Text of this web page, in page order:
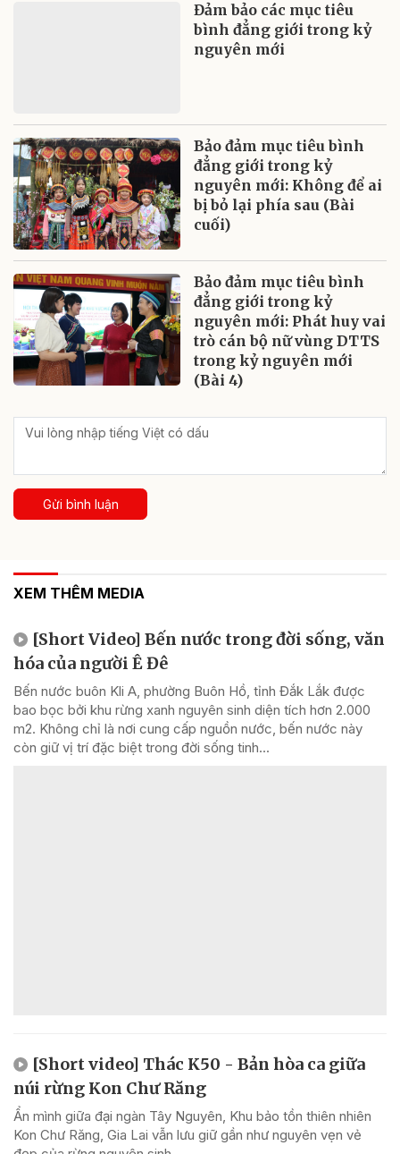
Đảm bảo các mục tiêu
bình đẳng giới trong kỷ
nguyên mới
Bảo đảm mục tiêu bình
đẳng giới trong kỷ
nguyên mới: Không để ai
bị bỏ lại phía sau (Bài
cuối)
Bảo đảm mục tiêu bình
đẳng giới trong kỷ
nguyên mới: Phát huy vai
trò cán bộ nữ vùng DTTS
trong kỷ nguyên mới
(Bài 4)
Gửi bình luận
XEM THÊM MEDIA
[Short Video] Bến nước trong đời sống, văn
hóa của người Ê Đê
Bến nước buôn Kli A, phường Buôn Hồ, tỉnh Đắk Lắk được
bao bọc bởi khu rừng xanh nguyên sinh diện tích hơn 2.000
m2. Không chỉ là nơi cung cấp nguồn nước, bến nước này
còn giữ vị trí đặc biệt trong đời sống tinh...
[Short video] Thác K50 - Bản hòa ca giữa
núi rừng Kon Chư Răng
Ẩn mình giữa đại ngàn Tây Nguyên, Khu bảo tồn thiên nhiên
Kon Chư Răng, Gia Lai vẫn lưu giữ gần như nguyên vẹn vẻ